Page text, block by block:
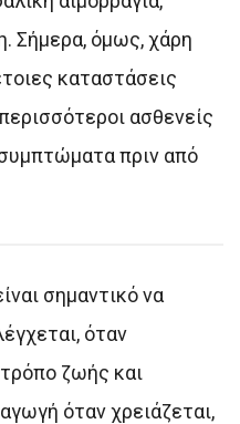
Σήμερα, όμως, χάρη
καταστάσεις
ασθενείς
πριν από
σημαντικό να
όταν
τρόπο ζωής και
όταν χρειάζεται,